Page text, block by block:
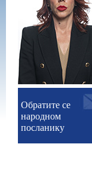
Обратите се
народном
посланику